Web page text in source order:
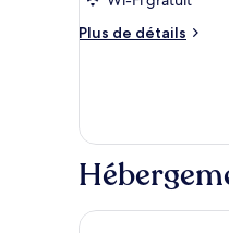
type
de
Plus de détails
Plus
type
de
chambre
Room
Omar
Hotel Tanger Med